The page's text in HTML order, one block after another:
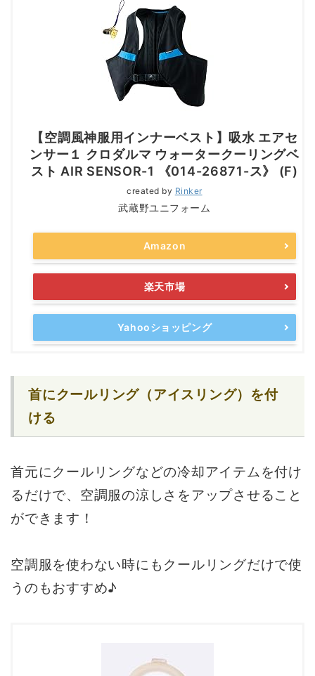
【空調風神服用インナーベスト】吸水 エアセ
ンサー１ クロダルマ ウォータークーリングベ
スト AIR SENSOR-1 《014-26871-ス》 (F)
created by Rinker
武蔵野ユニフォーム
Amazon
楽天市場
Yahooショッピング
首にクールリング（アイスリング）を付
ける
首元にクールリングなどの冷却アイテムを付け
るだけで、空調服の涼しさをアップさせること
ができます！
空調服を使わない時にもクールリングだけで使
うのもおすすめ♪